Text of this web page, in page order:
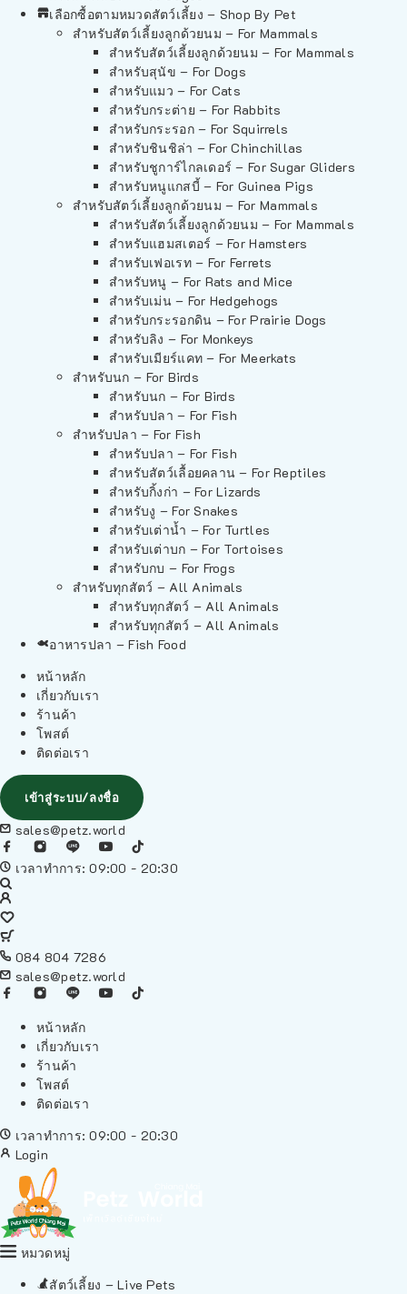
เลือกซื้อตามหมวดสัตว์เลี้ยง – Shop By Pet
สำหรับสัตว์เลี้ยงลูกด้วยนม – For Mammals
สำหรับสัตว์เลี้ยงลูกด้วยนม – For Mammals
สำหรับสุนัข – For Dogs
สำหรับแมว – For Cats
สำหรับกระต่าย – For Rabbits
สำหรับกระรอก – For Squirrels
สำหรับชินชิล่า – For Chinchillas
สำหรับชูการ์ไกลเดอร์ – For Sugar Gliders
สำหรับหนูแกสบี้ – For Guinea Pigs
สำหรับสัตว์เลี้ยงลูกด้วยนม – For Mammals
สำหรับสัตว์เลี้ยงลูกด้วยนม – For Mammals
สำหรับแฮมสเตอร์ – For Hamsters
สำหรับเฟอเรท – For Ferrets
สำหรับหนู – For Rats and Mice
สำหรับเม่น – For Hedgehogs
สำหรับกระรอกดิน – For Prairie Dogs
สำหรับลิง – For Monkeys
สำหรับเมียร์แคท – For Meerkats
สำหรับนก – For Birds
สำหรับนก – For Birds
สำหรับปลา – For Fish
สำหรับปลา – For Fish
สำหรับปลา – For Fish
สำหรับสัตว์เลื้อยคลาน – For Reptiles
สำหรับกิ้งก่า – For Lizards
สำหรับงู – For Snakes
สำหรับเต่าน้ำ – For Turtles
สำหรับเต่าบก – For Tortoises
สำหรับกบ – For Frogs
สำหรับทุกสัตว์ – All Animals
สำหรับทุกสัตว์ – All Animals
สำหรับทุกสัตว์ – All Animals
อาหารปลา – Fish Food
หน้าหลัก
เกี่ยวกับเรา
ร้านค้า
โพสต์
ติดต่อเรา
เข้าสู่ระบบ/ลงชื่อ
sales@petz.world
เวลาทำการ: 09:00 - 20:30
084 804 7286
sales@petz.world
หน้าหลัก
เกี่ยวกับเรา
ร้านค้า
โพสต์
ติดต่อเรา
เวลาทำการ: 09:00 - 20:30
Login
หมวดหมู่
สัตว์เลี้ยง – Live Pets